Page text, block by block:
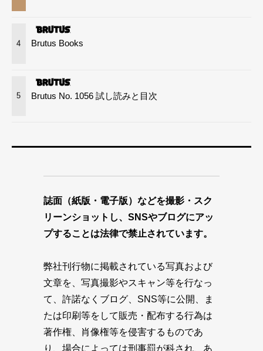
4 Brutus Books
5 Brutus No. 1056 試し読みと目次
誌面（紙版・電子版）などを撮影・スク
リーンショットし、SNSやブログにアッ
プすることは法律で禁止されています。
弊社刊行物に掲載されている写真および
文章を、写真撮影やスキャン等を行なっ
て、許諾なくブログ、SNS等に公開、ま
たは印刷等をして販売・配布する行為は
著作権、肖像権等を侵害するものであ
り、場合によっては刑事罰が科され、あ